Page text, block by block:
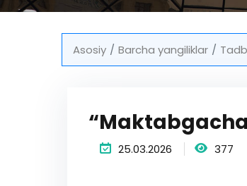
Asosiy Barcha yangiliklar
25.03.2026 377